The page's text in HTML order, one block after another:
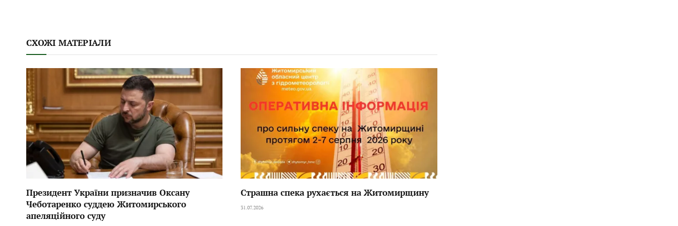
СХОЖІ МАТЕРІАЛИ
Президент України призначив Оксану
Чеботаренко суддею Житомирського
апеляційного суду
Страшна спека рухається на Житомирщину
31.07.2026